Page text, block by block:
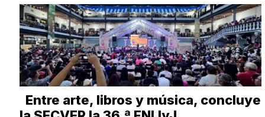
Entre arte, libros y música, concluye